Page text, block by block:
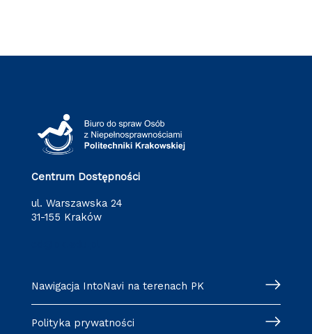
Centrum Dostępności
ul. Warszawska 24
31-155 Kraków
Nawigacja IntoNavi na terenach PK
Polityka prywatności